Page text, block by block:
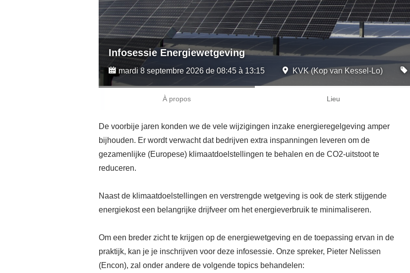
Infosessie Energiewetgeving
mardi 8 septembre 2026 de 08:45 à 13:15 KVK (Kop van Kessel-Lo)
À propos Lieu
De voorbije jaren konden we de vele wijzigingen inzake energieregelgeving amper
bijhouden. Er wordt verwacht dat bedrijven extra inspanningen leveren om de
gezamenlijke (Europese) klimaatdoelstellingen te behalen en de CO2-uitstoot te
reduceren.
Naast de klimaatdoelstellingen en verstrengde wetgeving is ook de sterk stijgende
energiekost een belangrijke drijfveer om het energieverbruik te minimaliseren.
Om een breder zicht te krijgen op de energiewetgeving en de toepassing ervan in de
praktijk, kan je je inschrijven voor deze infosessie. Onze spreker, Pieter Nelissen
(Encon), zal onder andere de volgende topics behandelen: